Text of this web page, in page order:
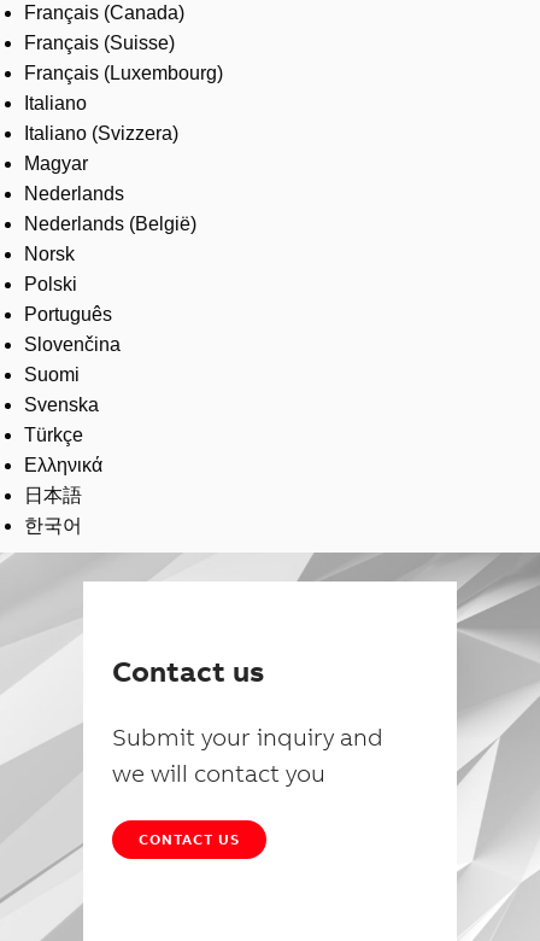
Français (Canada)
Français (Suisse)
Français (Luxembourg)
Italiano
Italiano (Svizzera)
Magyar
Nederlands
Nederlands (België)
Norsk
Polski
Português
Slovenčina
Suomi
Svenska
Türkçe
Ελληνικά
日本語
한국어
Contact us
Submit your inquiry and
we will contact you
CONTACT US